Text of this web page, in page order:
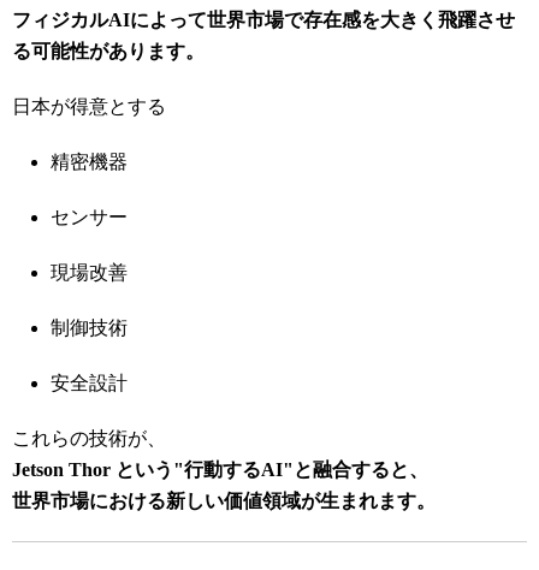
フィジカルAIによって世界市場で存在感を大きく飛躍させ
る可能性があります。
日本が得意とする
精密機器
センサー
現場改善
制御技術
安全設計
これらの技術が、
Jetson Thor という"行動するAI"と融合すると、
世界市場における新しい価値領域が生まれます。